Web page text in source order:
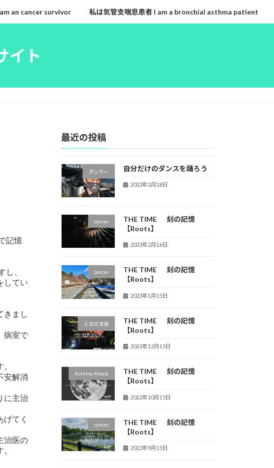
an cancer survivor 私は気管支喘息患者 I am a bronchial asthma patient
イト
記憶
、
してい
きまし
病室で
安解消
に主治
てく
治医の
最近の投稿
ダンサー 自分だけのダンスを踊ろう
2023年2月18日
cancer
THE TIME 刻の記憶
【Roots】
2023年2月16日
cancer
THE TIME 刻の記憶
【Roots】
2023年1月15日
人生の主役
THE TIME 刻の記憶
【Roots】
2022年12月15日
Asthma Attack
THE TIME 刻の記憶
【Roots】
2022年10月15日
cancer
THE TIME 刻の記憶
【Roots】
2022年9月15日